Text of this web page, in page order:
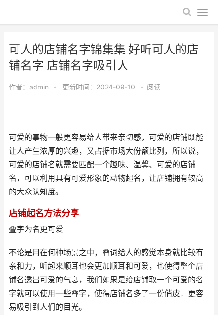
可人的店铺名字锦集集 好听可人的店
铺名字 店铺名字吸引人
作者： admin • 更新时间：2024-09-10 • 阅读
可爱的事物一般更容易给人带来亲切感，可爱的店铺既能
让人产生浓厚的兴趣，又占据市场大份额比列，所以说，
可爱的店铺名就需要匹配一个趣味、温馨、可爱的店铺
名，可以利用具有可爱形象的动物起名，让店铺拥有较高
的大众认知度。
店铺起名方法分享
叠字为名更可爱
不论是用在何种场景之中，叠词给人的感觉本身就比较有
亲和力，听起来顺耳也会更加顺耳和可爱，也使得整个店
铺名透出可爱的气息，我们如果是给店铺取一个可爱的名
字就可以使用一些叠字，使得店铺名多了一份俏皮，更容
易吸引到人们的目光。